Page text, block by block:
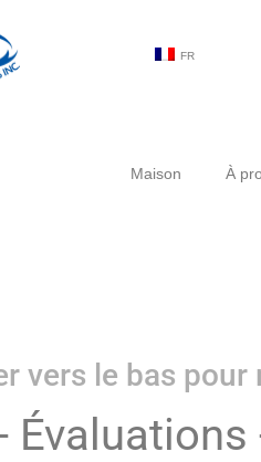
FR
Maison À
vers le bas